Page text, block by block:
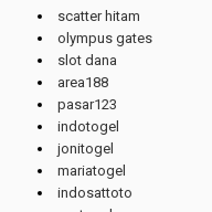
scatter hitam
olympus gates
slot dana
area188
pasar123
indotogel
jonitogel
mariatogel
indosattoto